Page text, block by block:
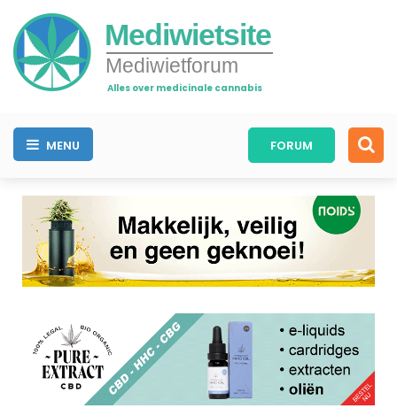
Mediwietsite
Mediwietforum
Alles over medicinale cannabis
MENU FORUM